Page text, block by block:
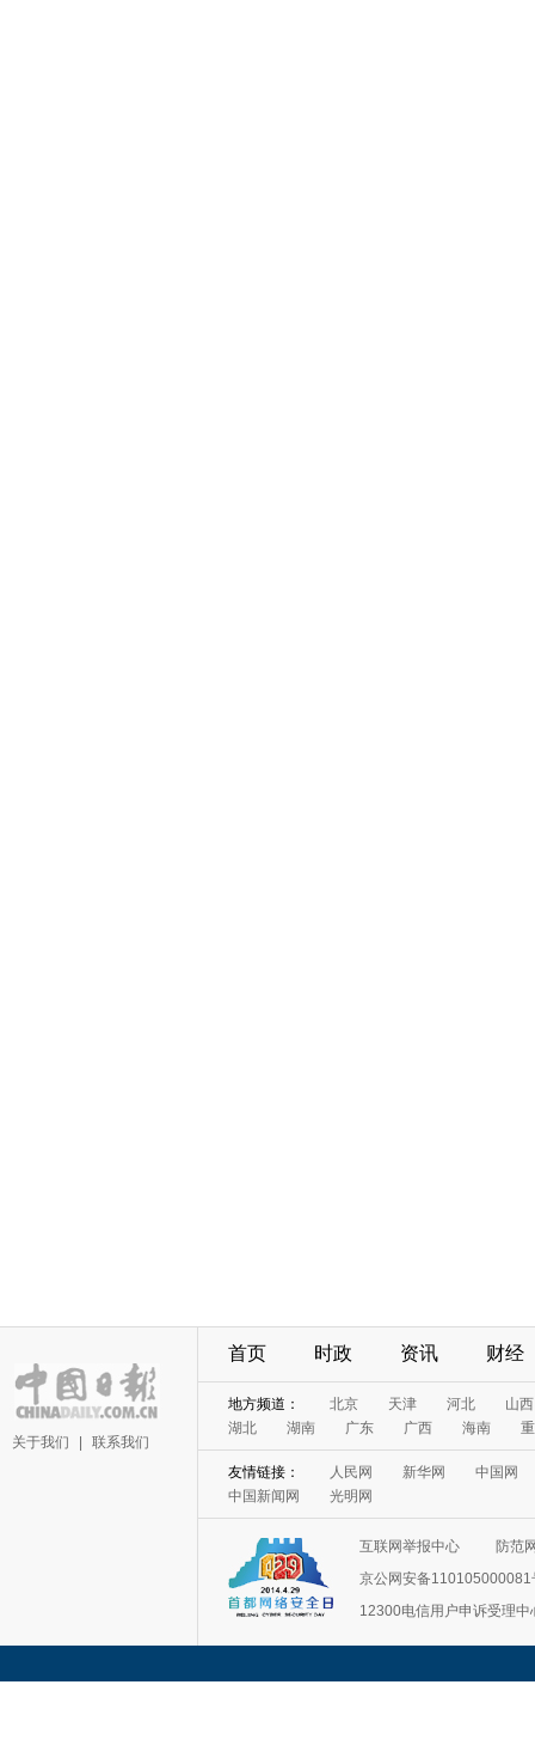
关于我们 联系我们
首页 时政 资讯 财经
地方频道： 北京 天津 河北
山西
湖北
湖南 广东 广西 海南
友情链接： 人民网 新华网
中国网
中国新闻网
光明网
互联网举报中心
防范
京公网安备110105000081
12300电信用户申诉受理中